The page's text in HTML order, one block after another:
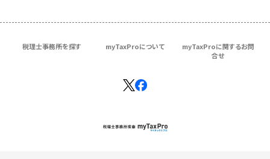
税理士事務所を探す myTaxProについて
myTaxProに関するお問
合せ